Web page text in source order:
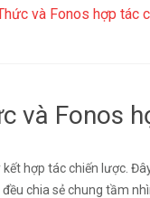
và Fonos hợp tác
và Fonos
hợp tác chiến lược.
chia sẻ chung tầm